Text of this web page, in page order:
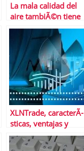
La mala calidad del
aire tambiÃ©n tiene
un coste econÃ³mico
XLNTrade, caracterÃ­
sticas, ventajas y
desventajas del
brÃ³ker